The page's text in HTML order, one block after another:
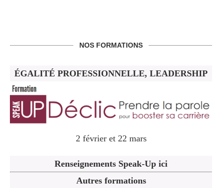
NOS FORMATIONS
ÉGALITÉ PROFESSIONNELLE, LEADERSHIP
2 février et 22 mars
Renseignements Speak-Up ici
Autres formations